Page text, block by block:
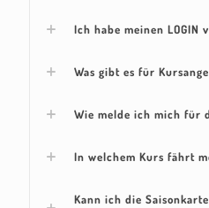
Ich habe meinen LOGIN
Was gibt es für
Wie melde ich mich für
In welchem Kurs fährt
Kann ich die